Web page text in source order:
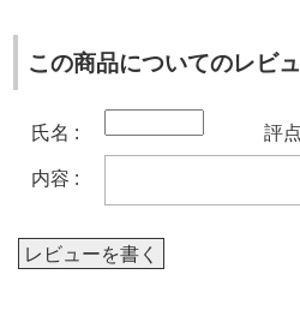
この商品についてのレビ
氏名 :
評
内容 :
レビューを書く